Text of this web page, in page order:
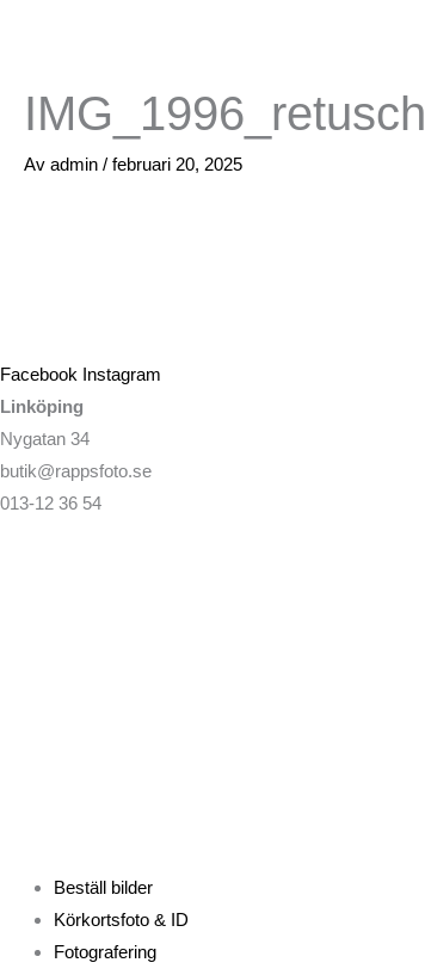
IMG_1996_retusch
Av admin / februari 20, 2025
Facebook Instagram
Linköping
Nygatan 34
butik@rappsfoto.se
013-12 36 54
Beställ bilder
Körkortsfoto & ID
Fotografering